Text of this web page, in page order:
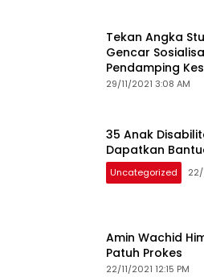
Tekan Angka
Gencar
Pendamping
29/11/2021 3:08 AM
35 Anak
Dapatkan
Uncategorized 22/
Amin Wachid
Patuh Prokes
22/11/2021 12:15 PM